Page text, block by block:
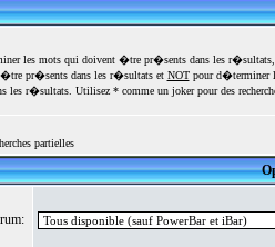
les mots qui doivent �tre pr�sents dans les
pr�sents dans les r�sultats et NOTpour d�terminer
les r�sultats. Utilisez * comme un joker pour des
partielles